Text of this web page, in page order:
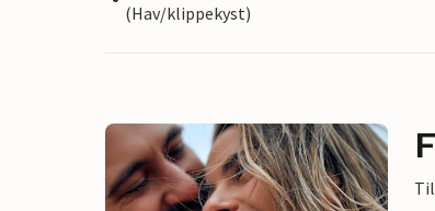
(Hav/klippekyst)